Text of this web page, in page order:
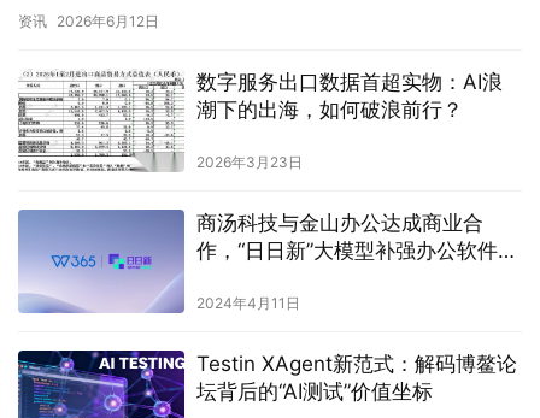
资讯 2026年6月12日
数字服务出口数据首超实物：AI浪
潮下的出海，如何破浪前行？
2026年3月23日
商汤科技与金山办公达成商业合
作，“日日新”大模型补强办公软件理
2024年4月11日
Testin XAgent新范式：解码博鳌论
坛背后的“AI测试”价值坐标